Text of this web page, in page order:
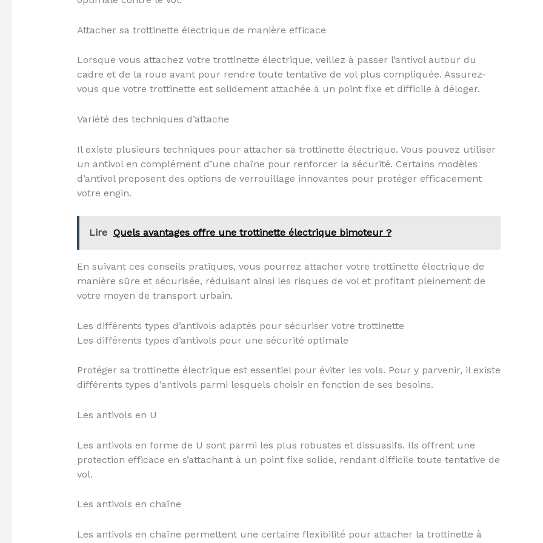
Attacher sa trottinette électrique de manière efficace
Lorsque vous attachez votre trottinette électrique, veillez à passer l’antivol autour du
cadre et de la roue avant pour rendre toute tentative de vol plus compliquée. Assurez-
vous que votre trottinette est solidement attachée à un point fixe et difficile à déloger.
Variété des techniques d’attache
Il existe plusieurs techniques pour attacher sa trottinette électrique. Vous pouvez utiliser
un antivol en complément d’une chaîne pour renforcer la sécurité. Certains modèles
d’antivol proposent des options de verrouillage innovantes pour protéger efficacement
votre engin.
Lire Quels avantages offre une trottinette électrique bimoteur ?
En suivant ces conseils pratiques, vous pourrez attacher votre trottinette électrique de
manière sûre et sécurisée, réduisant ainsi les risques de vol et profitant pleinement de
votre moyen de transport urbain.
Les différents types d’antivols adaptés pour sécuriser votre trottinette
Les différents types d’antivols pour une sécurité optimale
Protéger sa trottinette électrique est essentiel pour éviter les vols. Pour y parvenir, il existe
différents types d’antivols parmi lesquels choisir en fonction de ses besoins.
Les antivols en U
Les antivols en forme de U sont parmi les plus robustes et dissuasifs. Ils offrent une
protection efficace en s’attachant à un point fixe solide, rendant difficile toute tentative de
vol.
Les antivols en chaîne
Les antivols en chaîne permettent une certaine flexibilité pour attacher la trottinette à